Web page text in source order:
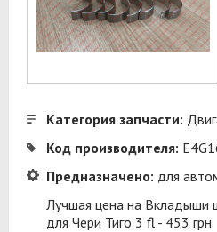
Категория запчасти:
Код производителя:
Предназначено: для
Лучшая цена на Вкладыши
для Чери Тиго 3 fl - 453 грн.